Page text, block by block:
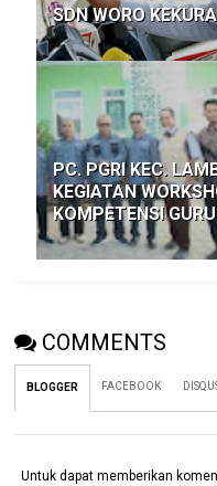
SDN WORO
PC. PGRI KEC.
KEGIATAN
KOMPETENSI
COMMENTS
BLOGGER FACEBOOK
Untuk dapat memberikan